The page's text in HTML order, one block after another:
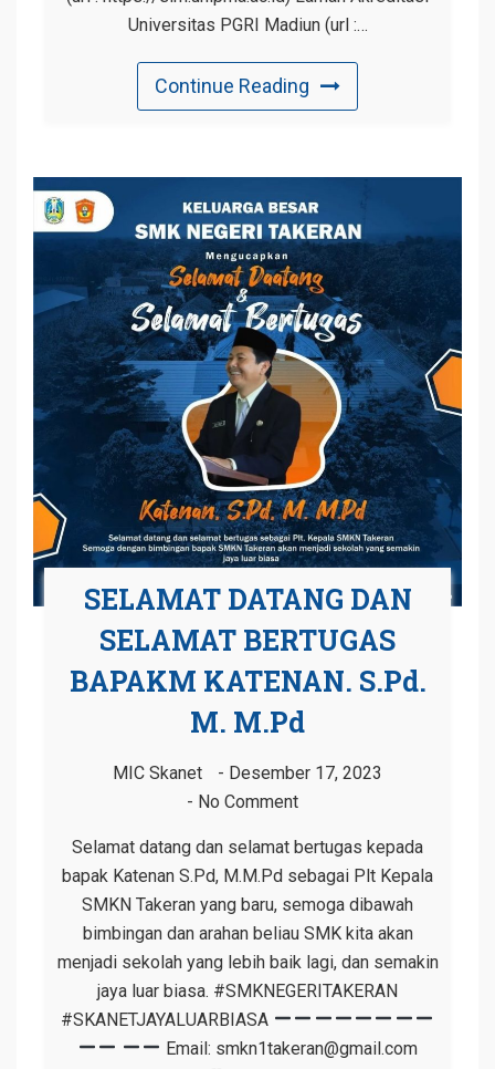
Universitas PGRI Madiun (url :…
Continue Reading
SELAMAT DATANG DAN
SELAMAT BERTUGAS
BAPAKM KATENAN. S.Pd.
M. M.Pd
MIC Skanet
Desember 17, 2023
No Comment
Selamat datang dan selamat bertugas kepada
bapak Katenan S.Pd, M.M.Pd sebagai Plt Kepala
SMKN Takeran yang baru, semoga dibawah
bimbingan dan arahan beliau SMK kita akan
menjadi sekolah yang lebih baik lagi, dan semakin
jaya luar biasa. #SMKNEGERITAKERAN
#SKANETJAYALUARBIASA
Email: smkn1takeran@gmail.com